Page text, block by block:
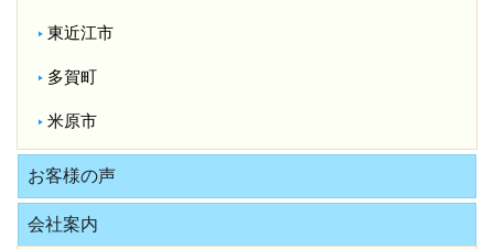
東近江市
多賀町
米原市
お客様の声
会社案内